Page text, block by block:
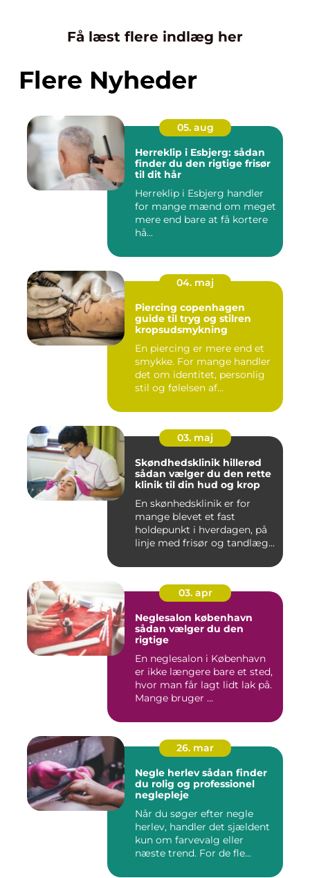
Få læst flere indlæg her
Flere Nyheder
05. aug
Herreklip i Esbjerg: sådan
finder du den rigtige frisør
til dit hår
Herreklip i Esbjerg handler
for mange mænd om meget
mere end bare at få kortere
hå...
04. maj
Piercing copenhagen
guide til tryg og stilren
kropsudsmykning
En piercing er mere end et
smykke. For mange handler
det om identitet, personlig
stil og følelsen af...
03. maj
Skøndhedsklinik hillerød
sådan vælger du den rette
klinik til din hud og krop
En skønhedsklinik er for
mange blevet et fast
holdepunkt i hverdagen, på
linje med frisør og tandlæg...
03. apr
Neglesalon københavn
sådan vælger du den
rigtige
En neglesalon i København
er ikke længere bare et sted,
hvor man får lagt lidt lak på.
Mange bruger ...
26. mar
Negle herlev sådan finder
du rolig og professionel
neglepleje
Når du søger efter negle
herlev, handler det sjældent
kun om farvevalg eller
næste trend. For de fle...